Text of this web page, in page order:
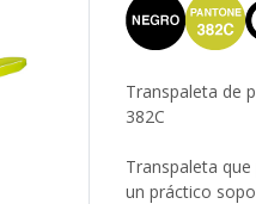
Transpaleta de
382C
Transpaleta
un práctico